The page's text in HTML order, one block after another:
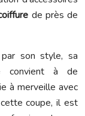
de près de
son style, sa
convient à de
à merveille avec
coupe, il est